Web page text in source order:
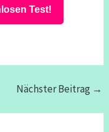
Test!
Nächster Beitrag →